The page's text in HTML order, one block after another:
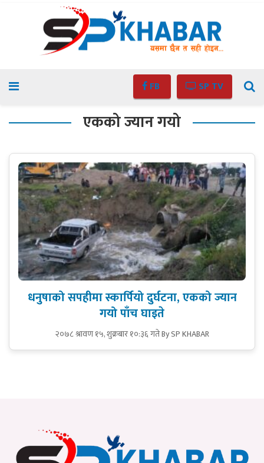
FB SP TV
एकको ज्यान गयो
धनुषाको सपहीमा स्कार्पियो दुर्घटना, एकको ज्यान
गयो पाँच घाइते
२०७८ श्रावण १५, शुक्रबार १०:३६ गतेBy SP KHABAR